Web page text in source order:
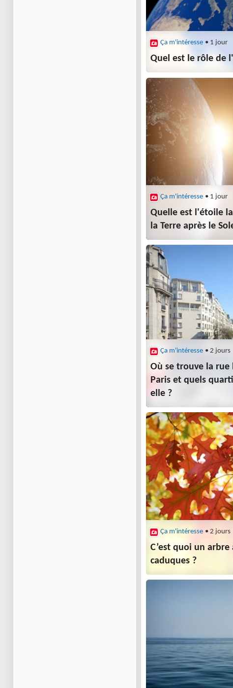
Ça m'intéresse • 1 jour
Quel est le rôle de
Ça m'intéresse • 1 jour
Quelle est l'étoile
la Terre après le
Ça m'intéresse • 2 jours
Où se trouve la rue
Paris et quels
elle ?
Ça m'intéresse • 2 jours
C’est quoi un arbre
caduques ?